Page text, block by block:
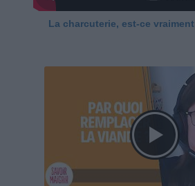
La charcuterie, est-ce